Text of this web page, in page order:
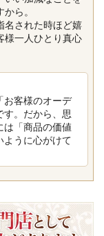
ら。
名された時ほど嬉
様一人ひとり真心
お客様のオーデ
す。だから、思
は「商品の価値
ように心がけて